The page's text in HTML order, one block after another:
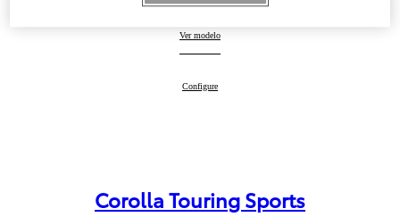
Corolla:
Ver modelo
Corolla:
Configure
Corolla Touring Sports